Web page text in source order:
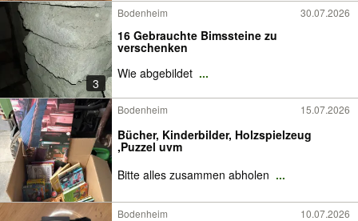
3
Bodenheim 30.07.2026
16 Gebrauchte Bimssteine zu
verschenken
Wie abgebildet ...
Bodenheim 15.07.2026
Bücher, Kinderbilder, Holzspielzeug
,Puzzel uvm
Bitte alles zusammen abholen ...
Bodenheim 10.07.2026